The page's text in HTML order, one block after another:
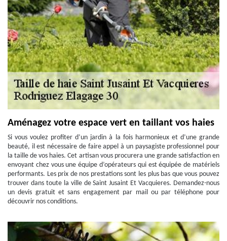
Aménagez votre espace vert en taillant vos haies
Si vous voulez profiter d’un jardin à la fois harmonieux et d’une grande
beauté, il est nécessaire de faire appel à un paysagiste professionnel pour
la taille de vos haies. Cet artisan vous procurera une grande satisfaction en
envoyant chez vous une équipe d’opérateurs qui est équipée de matériels
performants. Les prix de nos prestations sont les plus bas que vous pouvez
trouver dans toute la ville de Saint Jusaint Et Vacquieres. Demandez-nous
un devis gratuit et sans engagement par mail ou par téléphone pour
découvrir nos conditions.